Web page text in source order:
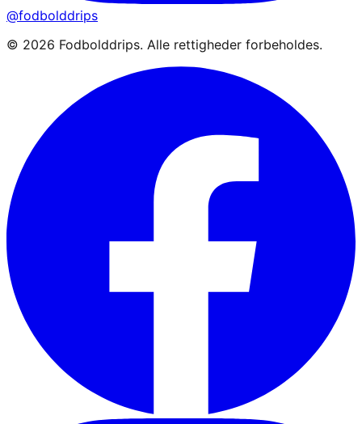
@fodbolddrips
© 2026 Fodbolddrips. Alle rettigheder forbeholdes.